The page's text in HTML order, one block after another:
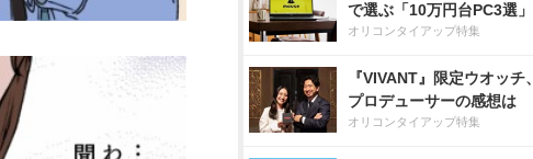
で選ぶ「10万円台PC3選」
オリコンタイアップ特集
『VIVANT』限定ウオッチ、
プロデューサーの感想は
オリコンタイアップ特集